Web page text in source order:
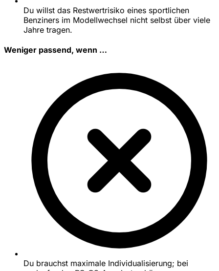
Du willst das Restwertrisiko eines sportlichen
Benziners im Modellwechsel nicht selbst über viele
Jahre tragen.
Weniger passend, wenn …
Du brauchst maximale Individualisierung; bei